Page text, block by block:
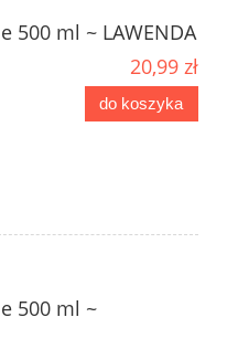
500 ml ~ LAWENDA
20,99 zł
do koszyka
500 ml ~